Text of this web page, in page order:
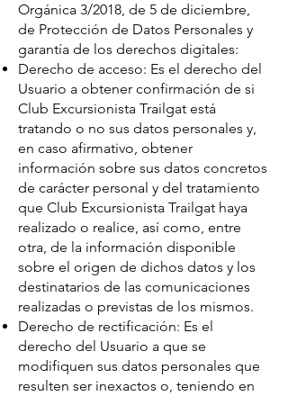
Orgánica 3/2018, de 5 de diciembre,
de Protección de Datos Personales y
garantía de los derechos digitales:
Derecho de acceso: Es el derecho del
Usuario a obtener confirmación de si
Club Excursionista Trailgat está
tratando o no sus datos personales y,
en caso afirmativo, obtener
información sobre sus datos concretos
de carácter personal y del tratamiento
que Club Excursionista Trailgat haya
realizado o realice, así como, entre
otra, de la información disponible
sobre el origen de dichos datos y los
destinatarios de las comunicaciones
realizadas o previstas de los mismos.
Derecho de rectificación: Es el
derecho del Usuario a que se
modifiquen sus datos personales que
resulten ser inexactos o, teniendo en